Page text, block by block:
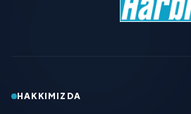
HAKKIMIZDA